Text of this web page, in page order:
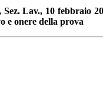
Sez. Lav., 10 febbraio
e onere della prova